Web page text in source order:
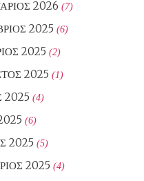
2026 (7)
2025 (6)
2025 (2)
2025 (1)
2025 (4)
(6)
2025 (5)
2025 (4)